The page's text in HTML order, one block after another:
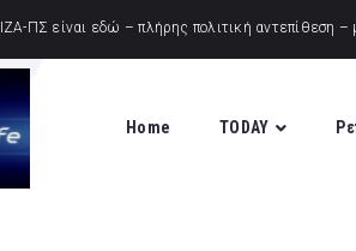
Home TODAY